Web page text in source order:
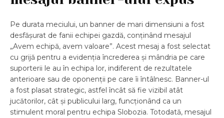
Pe durata meciului, un banner de mari dimensiuni a fost
desfășurat de fanii echipei gazdă, conținând mesajul
„Avem echipă, avem valoare”. Acest mesaj a fost selectat
cu grijă pentru a evidenția încrederea și mândria pe care
suporterii le au în echipa lor, indiferent de rezultatele
anterioare sau de oponenții pe care îi întâlnesc. Banner-ul
a fost plasat strategic, astfel încât să fie vizibil atât
jucătorilor, cât și publicului larg, funcționând ca un
stimulent moral pentru echipa Slobozia. Totodată, mesajul